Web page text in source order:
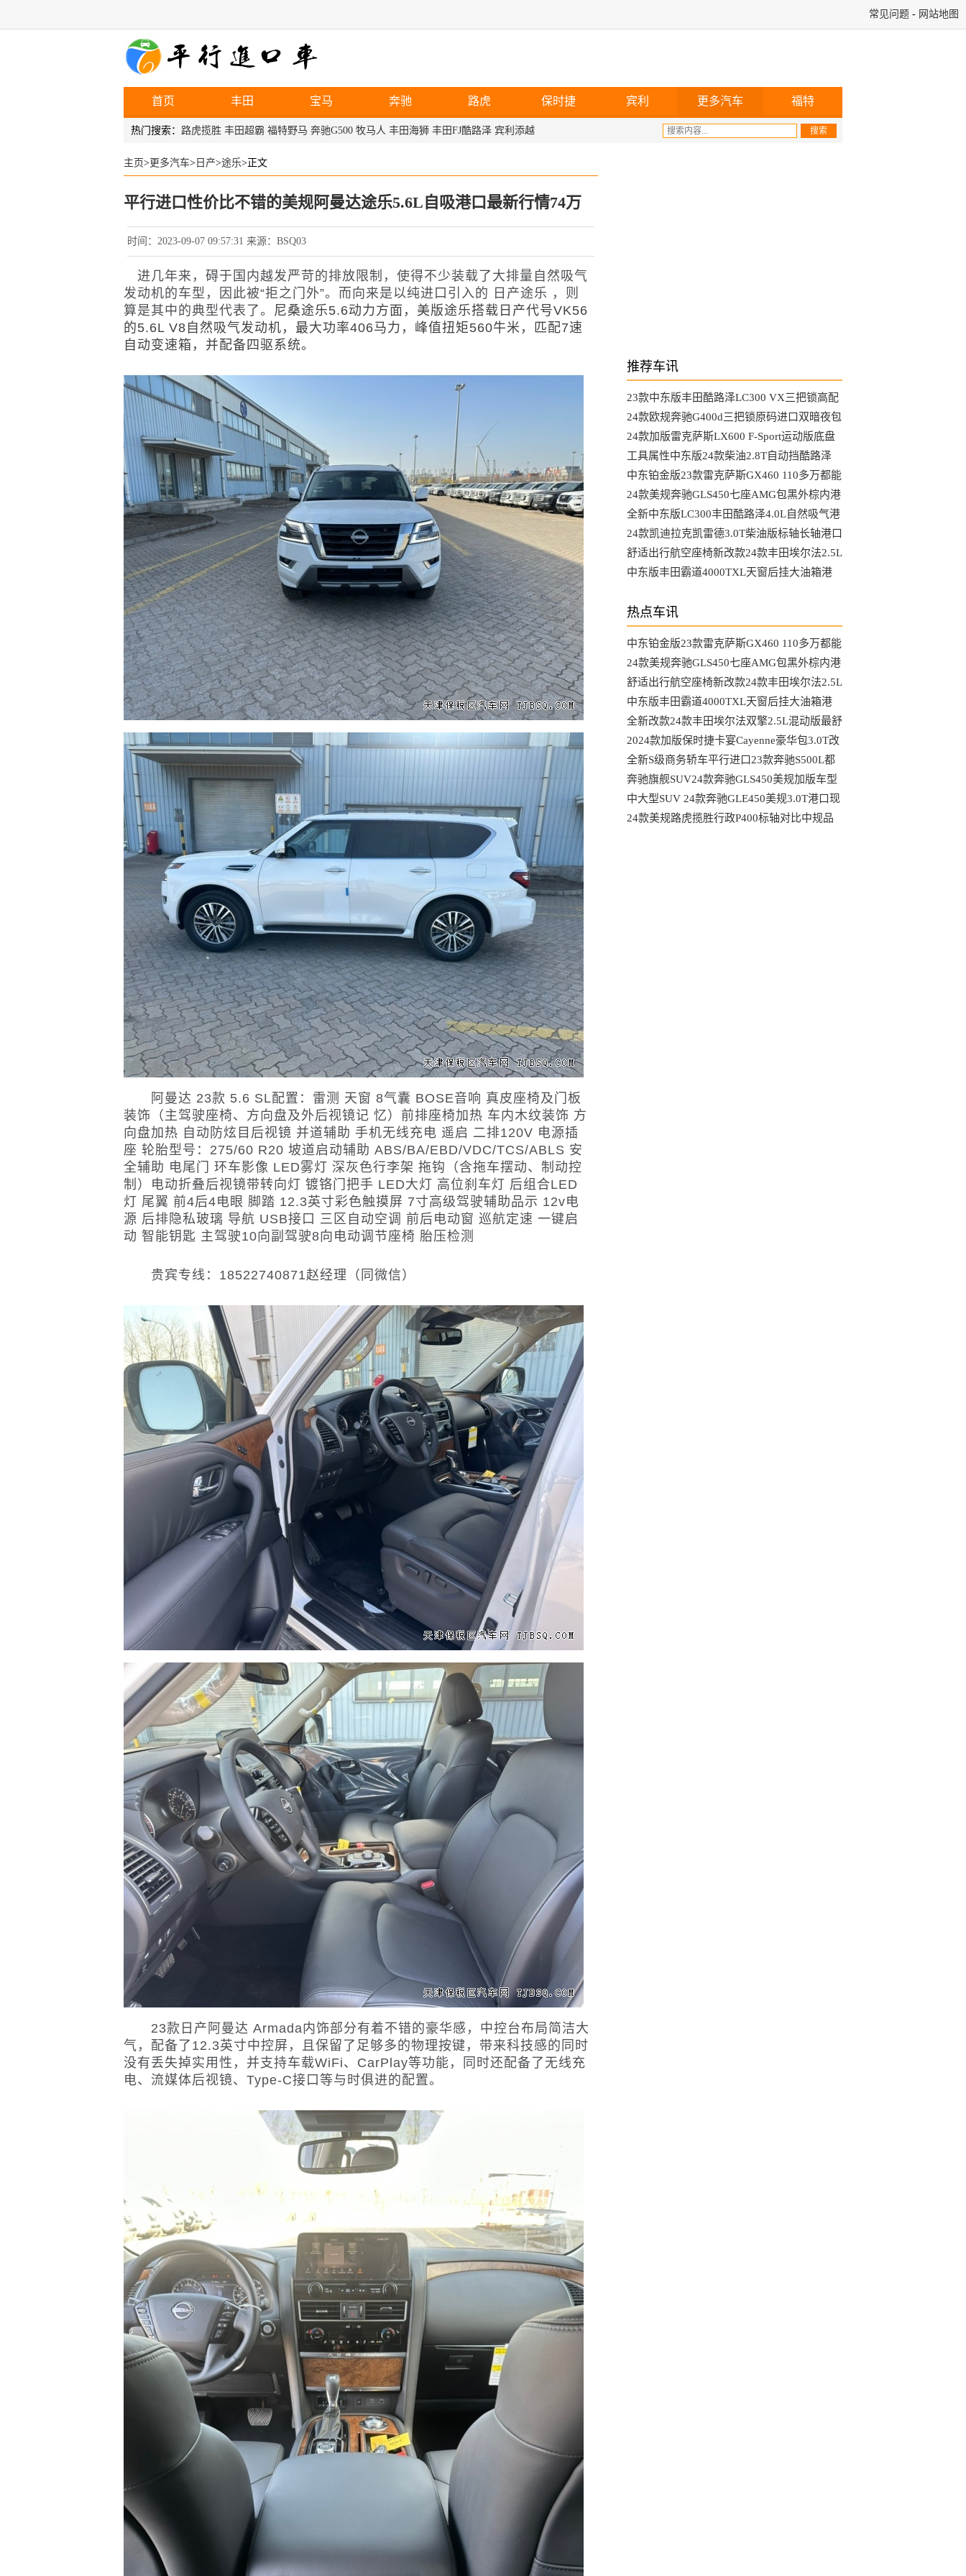
常见问题 - 网站地图
首页 丰田 宝马 奔驰 路虎 保时捷 宾利 更多汽车 福特
热门搜索： 路虎揽胜 丰田超霸 福特野马 奔驰G500 牧马人 丰田海狮 丰田FJ酷路泽 宾利添越
主页>更多汽车> 日产>途乐>正文
平行进口性价比不错的美规阿曼达途乐5.6L自吸港口最新行情74万
时间：2023-09-07 09:57:31 来源：BSQ03
进几年来，碍于国内越发严苛的排放限制，使得不少装载了大排量自然吸气
发动机的车型，因此被“拒之门外”。而向来是以纯进口引入的 日产途乐 ，则
算是其中的典型代表了。 尼桑途乐5.6动力方面，美版途乐搭载日产代号VK56
的5.6L V8自然吸气发动机，最大功率406马力，峰值扭矩560牛米，匹配7速
自动变速箱，并配备四驱系统。
阿曼达 23款 5.6 SL配置：雷测 天窗 8气囊 BOSE音响 真皮座椅及门板
装饰（主驾驶座椅、方向盘及外后视镜记 忆）前排座椅加热 车内木纹装饰 方
向盘加热 自动防炫目后视镜 并道辅助 手机无线充电 遥启 二排120V 电源插
座 轮胎型号：275/60 R20 坡道启动辅助 ABS/BA/EBD/VDC/TCS/ABLS 安
全辅助 电尾门 环车影像 LED雾灯 深灰色行李架 拖钩（含拖车摆动、制动控
制）电动折叠后视镜带转向灯 镀铬门把手 LED大灯 高位刹车灯 后组合LED
灯 尾翼 前4后4电眼 脚踏 12.3英寸彩色触摸屏 7寸高级驾驶辅助品示 12v电
源 后排隐私玻璃 导航 USB接口 三区自动空调 前后电动窗 巡航定速 一键启
动 智能钥匙 主驾驶10向副驾驶8向电动调节座椅 胎压检测
贵宾专线：18522740871赵经理（同微信）
23款日产阿曼达 Armada内饰部分有着不错的豪华感，中控台布局简洁大
气，配备了12.3英寸中控屏，且保留了足够多的物理按键，带来科技感的同时
没有丢失掉实用性，并支持车载WiFi、CarPlay等功能，同时还配备了无线充
电、流媒体后视镜、Type-C接口等与时俱进的配置。
推荐车讯
23款中东版丰田酷路泽LC300 VX三把锁高配
都选装哪些配置
24款欧规奔驰G400d三把锁原码进口双暗夜包
AMG港口最新行情
24款加版雷克萨斯LX600 F-Sport运动版底盘
升降马克音响港口行情
工具属性中东版24款柴油2.8T自动挡酷路泽
LC76硬派越野车
中东铂金版23款雷克萨斯GX460 110多万都能
选到哪些配置
24款美规奔驰GLS450七座AMG包黑外棕内港
口最具性价比车型
全新中东版LC300丰田酷路泽4.0L自然吸气港
口行情降到底了吗
24款凯迪拉克凯雷德3.0T柴油版标轴长轴港口
最新行情参数
舒适出行航空座椅新改款24款丰田埃尔法2.5L
混动版天津大库行情
中东版丰田霸道4000TXL天窗后挂大油箱港
热点车讯
中东铂金版23款雷克萨斯GX460 110多万都能
选到哪些配置
24款美规奔驰GLS450七座AMG包黑外棕内港
口最具性价比车型
舒适出行航空座椅新改款24款丰田埃尔法2.5L
混动版天津大库行情
中东版丰田霸道4000TXL天窗后挂大油箱港
口最新行情可分期
全新改款24款丰田埃尔法双擎2.5L混动版最舒
适的MPV港口行情
2024款加版保时捷卡宴Cayenne豪华包3.0T改
款后都有哪些变动
全新S级商务轿车平行进口23款奔驰S500L都
有哪些独特优势
奔驰旗舰SUV24款奔驰GLS450美规加版车型
港口现车
中大型SUV 24款奔驰GLE450美规3.0T港口现
车最新行情
24款美规路虎揽胜行政P400标轴对比中规品